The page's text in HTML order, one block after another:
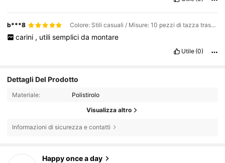
b***8 Colore: Stili casuali / Misure: 10 pezzi di tazza trasparente
carini , utili semplici da montare
Utile (0)
Dettagli Del Prodotto
Materiale: Polistirolo
Visualizza altro
Informazioni di sicurezza e contatti
Happy once a day